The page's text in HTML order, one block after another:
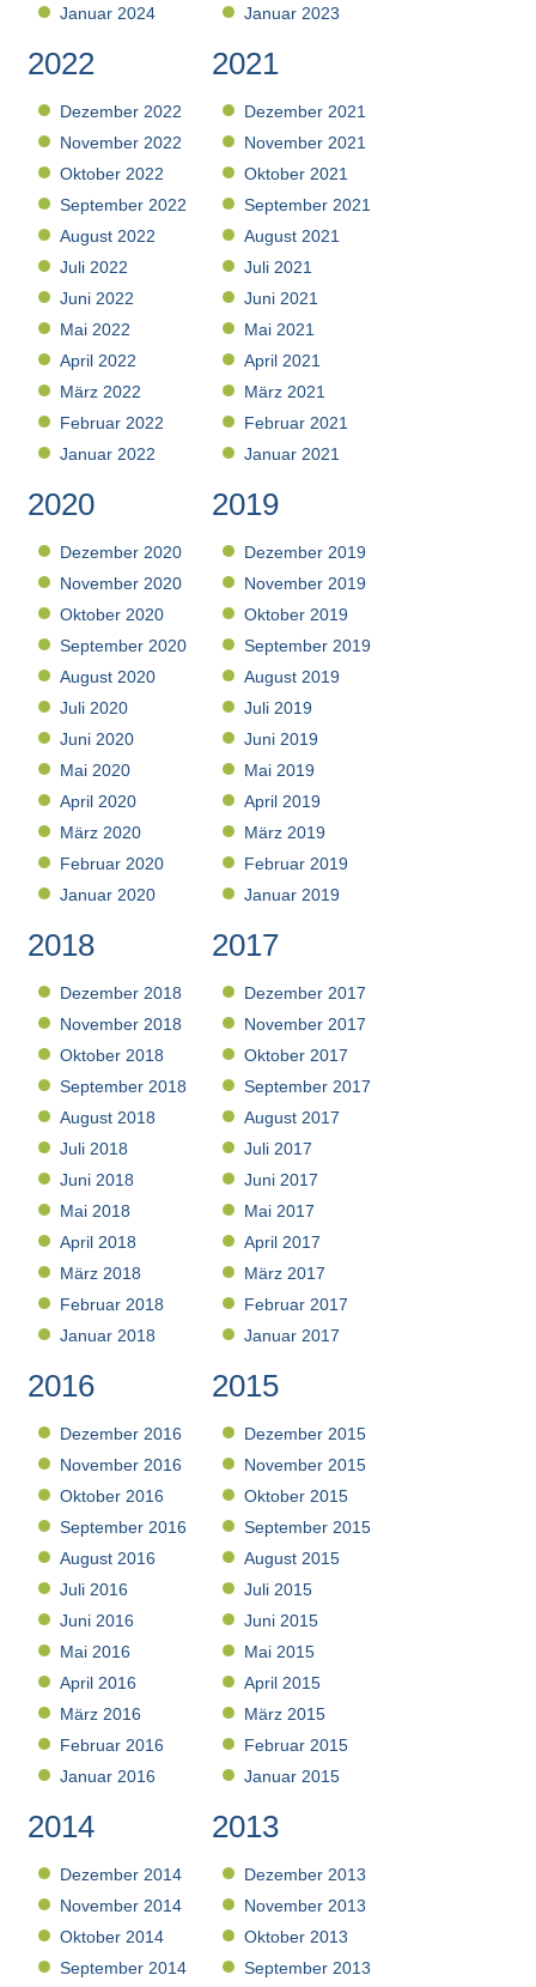
Januar 2024 Januar 2023
2022
Dezember 2022
November 2022
Oktober 2022
September 2022
August 2022
Juli 2022
Juni 2022
Mai 2022
April 2022
März 2022
Februar 2022
Januar 2022
2021
Dezember 2021
November 2021
Oktober 2021
September 2021
August 2021
Juli 2021
Juni 2021
Mai 2021
April 2021
März 2021
Februar 2021
Januar 2021
2020
Dezember 2020
November 2020
Oktober 2020
September 2020
August 2020
Juli 2020
Juni 2020
Mai 2020
April 2020
März 2020
Februar 2020
Januar 2020
2019
Dezember 2019
November 2019
Oktober 2019
September 2019
August 2019
Juli 2019
Juni 2019
Mai 2019
April 2019
März 2019
Februar 2019
Januar 2019
2018
Dezember 2018
November 2018
Oktober 2018
September 2018
August 2018
Juli 2018
Juni 2018
Mai 2018
April 2018
März 2018
Februar 2018
Januar 2018
2017
Dezember 2017
November 2017
Oktober 2017
September 2017
August 2017
Juli 2017
Juni 2017
Mai 2017
April 2017
März 2017
Februar 2017
Januar 2017
2016
Dezember 2016
November 2016
Oktober 2016
September 2016
August 2016
Juli 2016
Juni 2016
Mai 2016
April 2016
März 2016
Februar 2016
Januar 2016
2015
Dezember 2015
November 2015
Oktober 2015
September 2015
August 2015
Juli 2015
Juni 2015
Mai 2015
April 2015
März 2015
Februar 2015
Januar 2015
2014
Dezember 2014
November 2014
Oktober 2014
September 2014
2013
Dezember 2013
November 2013
Oktober 2013
September 2013